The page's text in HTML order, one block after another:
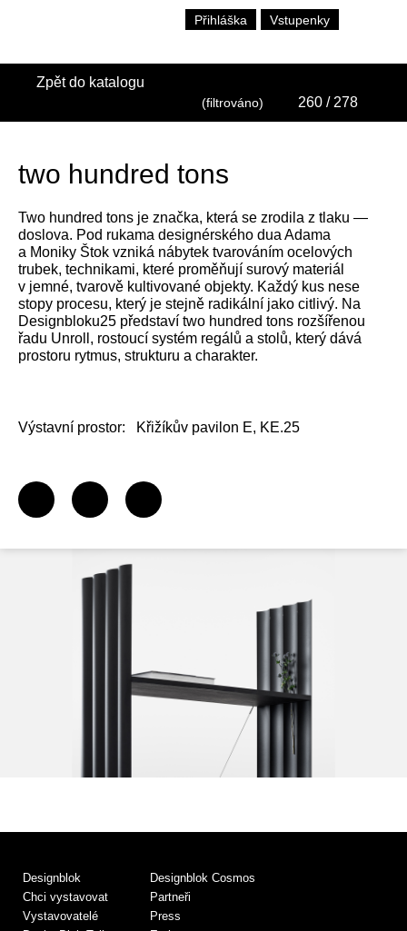
Přihláška Vstupenky
Zpět do katalogu
(filtrováno) 260 / 278
two hundred tons
Two hundred tons je značka, která se zrodila z tlaku —
doslova. Pod rukama designérského dua Adama
a Moniky Štok vzniká nábytek tvarováním ocelových
trubek, technikami, které proměňují surový materiál
v jemné, tvarově kultivované objekty. Každý kus nese
stopy procesu, který je stejně radikální jako citlivý. Na
Designbloku25 představí two hundred tons rozšířenou
řadu Unroll, rostoucí systém regálů a stolů, který dává
prostoru rytmus, strukturu a charakter.
Výstavní prostor: Křižíkův pavilon E, KE.25
Designblok
Chci vystavovat
Vystavovatelé
Designblok Cosmos
Partneři
Press